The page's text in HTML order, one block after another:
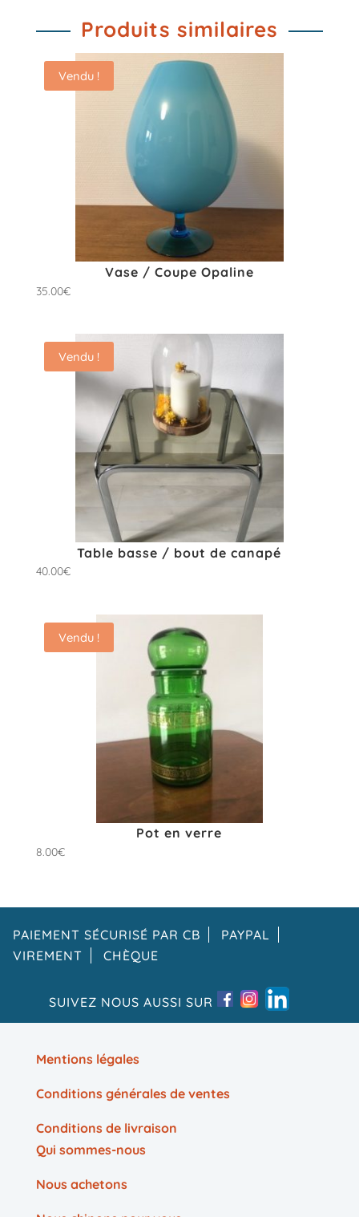
Produits similaires
Vase / Coupe Opaline
35.00€
Vendu !
Table basse / bout de canapé
40.00€
Vendu !
Pot en verre
8.00€
Vendu !
PAIEMENT SÉCURISÉ PAR CB
PAYPAL
VIREMENT
CHÈQUE
SUIVEZ NOUS AUSSI SUR
Mentions légales
Conditions générales de ventes
Conditions de livraison
Qui sommes-nous
Nous achetons